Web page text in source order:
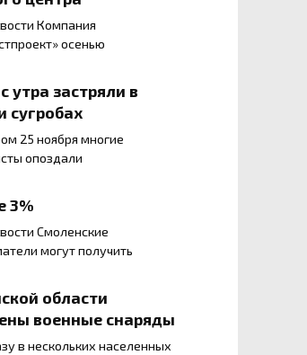
Компания
осенью
утра застряли в
сугробах
25 ноября многие
опоздали
3%
Смоленские
могут получить
области
военные снаряды
в нескольких населенных